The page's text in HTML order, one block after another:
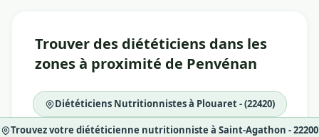
Trouver des diététiciens dans les
zones à proximité de Penvénan
Diététiciens Nutritionnistes à Plouaret - (22420)
Trouvez votre diététicienne nutritionniste à Saint-Agathon - 22200